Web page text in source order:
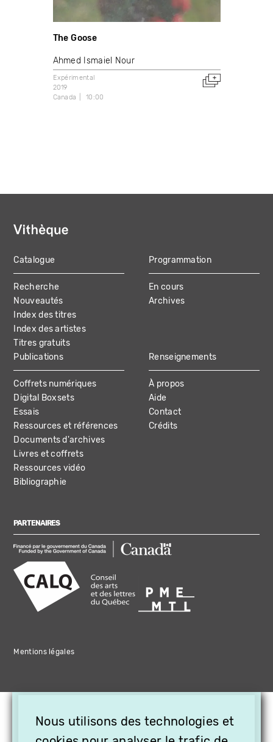
The Goose
Ahmed Ismaiel Nour
Expérimental
2019
Canada
10:00
MAIN
NAVIGATION
Catalogue
Recherche
Nouveautés
Index des titres
Index des artistes
Titres gratuits
Programmation
En cours
Archives
Publications
Coffrets numériques
Digital Boxsets
Essais
Ressources et références
Documents d'archives
Livres et coffrets
Ressources vidéo
Bibliographie
Renseignements
À propos
Aide
Contact
Crédits
PARTENAIRES
Mentions légales
Nous utilisons des technologies et
OFFREZ LA VIDÉO EN